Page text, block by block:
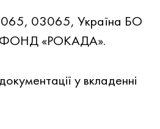
03065, Україна БО
«РОКАДА».
у вкладеннi